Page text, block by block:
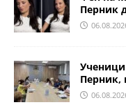
Перник
Ученици
Перник,